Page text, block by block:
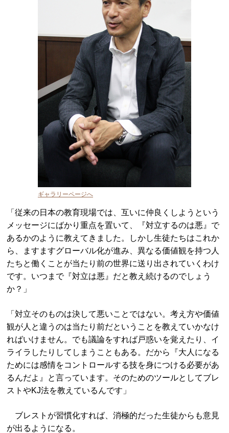
ギャラリーページへ
「従来の日本の教育現場では、互いに仲良くしようという
メッセージにばかり重点を置いて、『対立するのは悪』で
あるかのように教えてきました。しかし生徒たちはこれか
ら、ますますグローバル化が進み、異なる価値観を持つ人
たちと働くことが当たり前の世界に送り出されていくわけ
です。いつまで『対立は悪』だと教え続けるのでしょう
か？」
「対立そのものは決して悪いことではない。考え方や価値
観が人と違うのは当たり前だということを教えていかなけ
ればいけません。でも議論をすれば戸惑いを覚えたり、イ
ライラしたりしてしまうこともある。だから『大人になる
ためには感情をコントロールする技を身につける必要があ
るんだよ』と言っています。そのためのツールとしてブレ
ストやKJ法を教えているんです」
ブレストが習慣化すれば、消極的だった生徒からも意見
が出るようになる。